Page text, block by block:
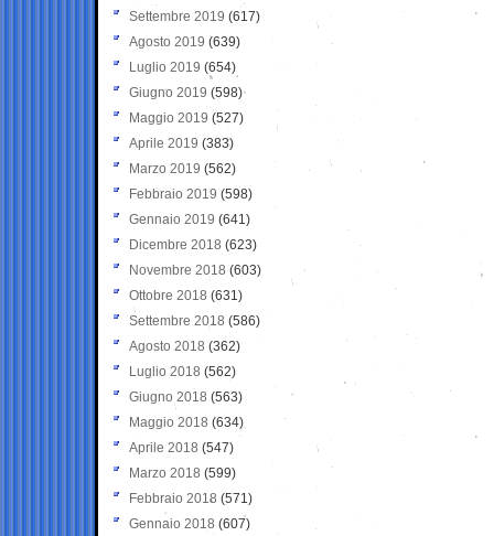
Settembre 2019 (617)
Agosto 2019 (639)
Luglio 2019 (654)
Giugno 2019 (598)
Maggio 2019 (527)
Aprile 2019 (383)
Marzo 2019 (562)
Febbraio 2019 (598)
Gennaio 2019 (641)
Dicembre 2018 (623)
Novembre 2018 (603)
Ottobre 2018 (631)
Settembre 2018 (586)
Agosto 2018 (362)
Luglio 2018 (562)
Giugno 2018 (563)
Maggio 2018 (634)
Aprile 2018 (547)
Marzo 2018 (599)
Febbraio 2018 (571)
Gennaio 2018 (607)